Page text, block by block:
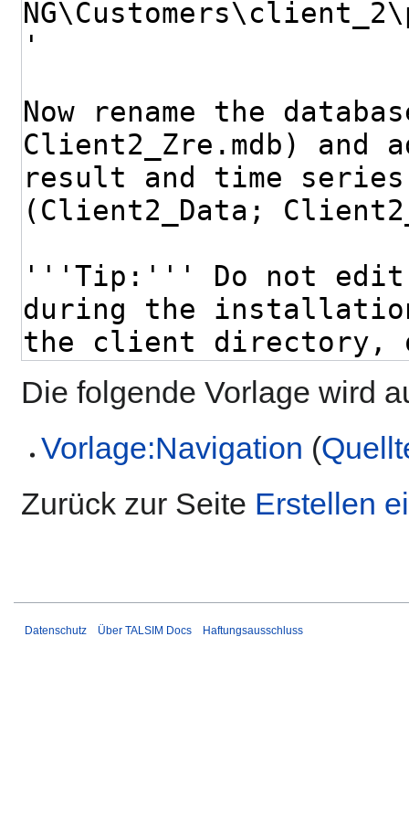
Die folgende Vorlage wird
Vorlage:Navigation (
Zurück zur Seite Erstellen
Datenschutz Über TALSIM Docs Haftungsausschluss